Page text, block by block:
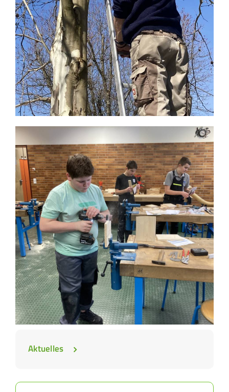
Aktuelles